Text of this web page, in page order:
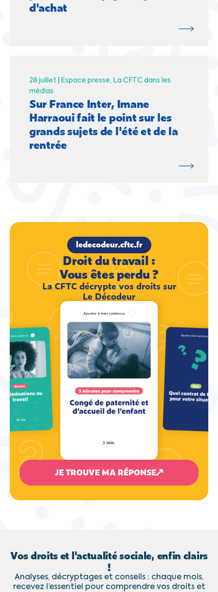
d'achat
28 juillet | Espace presse
La CFTC dans les
médias
Sur France Inter, Imane
Harraoui fait le point sur les
grands sujets de l'été et de la
rentrée
ledecodeur.cftc.fr
Droit du travail :
Vous êtes perdu ?
La CFTC décrypte vos droits sur
Le Décodeur
JE TROUVE MA RÉPONSE
Vos droits et l'actualité sociale, enfin clairs
!
Analyses, décryptages et conseils : chaque mois,
recevez l’essentiel pour comprendre vos droits et